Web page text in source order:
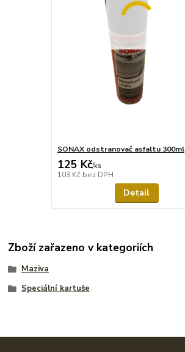
SONAX odstranovač asfaltu 300ml
125 Kč/ks
103 Kč bez DPH
Detail
Zboží zařazeno v kategoriích
Maziva
Speciální kartuše